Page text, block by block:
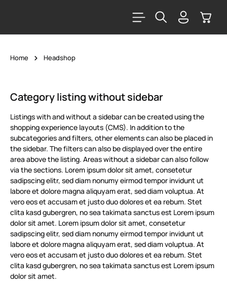
Home Headshop
Category listing without sidebar
Listings with and without a sidebar can be created using the
shopping experience layouts (CMS). In addition to the
subcategories and filters, other elements can also be placed in
the sidebar. The filters can also be displayed over the entire
area above the listing. Areas without a sidebar can also follow
via the sections. Lorem ipsum dolor sit amet, consetetur
sadipscing elitr, sed diam nonumy eirmod tempor invidunt ut
labore et dolore magna aliquyam erat, sed diam voluptua. At
vero eos et accusam et justo duo dolores et ea rebum. Stet
clita kasd gubergren, no sea takimata sanctus est Lorem ipsum
dolor sit amet. Lorem ipsum dolor sit amet, consetetur
sadipscing elitr, sed diam nonumy eirmod tempor invidunt ut
labore et dolore magna aliquyam erat, sed diam voluptua. At
vero eos et accusam et justo duo dolores et ea rebum. Stet
clita kasd gubergren, no sea takimata sanctus est Lorem ipsum
dolor sit amet.